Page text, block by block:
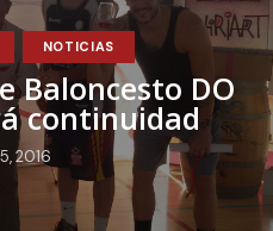
NOTICIAS
Baloncesto DO
continuidad
2016